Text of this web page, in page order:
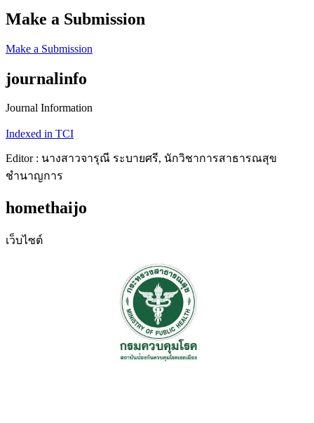
Make a Submission
Make a Submission
journalinfo
Journal Information
Indexed in TCI
Editor : นางสาวจารุณี ระบายศรี, นักวิชาการสาธารณสุข
ชำนาญการ
homethaijo
เว็บไซต์